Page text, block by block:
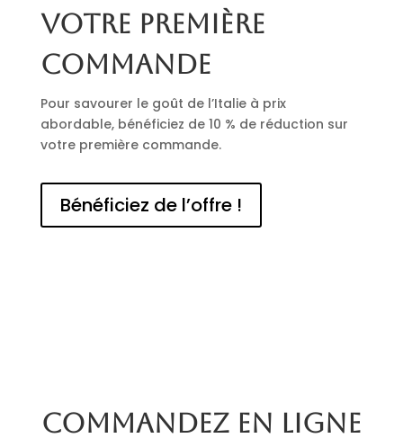
votre première
commande
Pour savourer le goût de l’Italie à prix
abordable, bénéficiez de 10 % de réduction sur
votre première commande.
Bénéficiez de l’offre !
Commandez en ligne